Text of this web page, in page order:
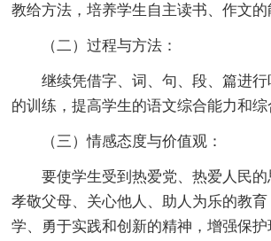
教给方法，培养学生自主读书、作文的
（二）过程与方法：
继续凭借字、词、句、段、篇进行
的训练，提高学生的语文综合能力和综
（三）情感态度与价值观：
要使学生受到热爱党、热爱人民的
孝敬父母、关心他人、助人为乐的教
学、勇于实践和创新的精神，增强保